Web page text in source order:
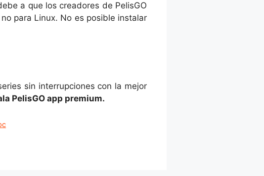
a que los creadores de PelisGO
para Linux. No es posible instalar
sin interrupciones con la mejor
PelisGO app premium.